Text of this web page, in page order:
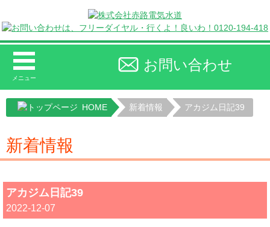
お問い合わせ
メニュー
HOME 新着情報 アカジム日記39
新着情報
アカジム日記39
2022-12-07